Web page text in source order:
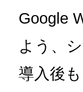
Google
よう、
導入後